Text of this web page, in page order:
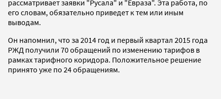
рассматривает заявки "Русала" и "Евраза". Эта работа, по
его словам, обязательно приведет к тем или иным
выводам.
Он напомнил, что за 2014 год и первый квартал 2015 года
РЖД получили 70 обращений по изменению тарифов в
рамках тарифного коридора. Положительное решение
принято уже по 24 обращениям.